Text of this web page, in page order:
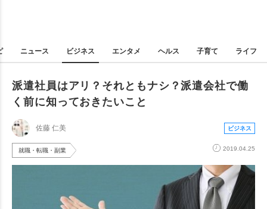
ニュース ビジネス エンタメ ヘルス 子育て ライフ
派遣社員はアリ？それともナシ？派遣会社で働
く前に知っておきたいこと
佐藤 仁美 ビジネス
就職・転職・副業 2019.04.25